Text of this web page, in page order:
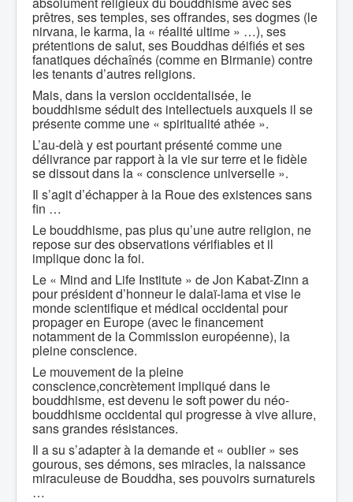
prêtres, ses temples, ses offrandes, ses dogmes (le
nirvana, le karma, la « réalité ultime » …), ses
prétentions de salut, ses Bouddhas déifiés et ses
fanatiques déchaînés (comme en Birmanie) contre
les tenants d’autres religions.
Mais, dans la version occidentalisée, le
bouddhisme séduit des intellectuels auxquels il se
présente comme une « spiritualité athée ».
L’au-delà y est pourtant présenté comme une
délivrance par rapport à la vie sur terre et le fidèle
se dissout dans la « conscience universelle ».
Il s’agit d’échapper à la Roue des existences sans
fin …
Le bouddhisme, pas plus qu’une autre religion, ne
repose sur des observations vérifiables et il
implique donc la foi.
Le « Mind and Life Institute » de Jon Kabat-Zinn a
pour président d’honneur le dalaï-lama et vise le
monde scientifique et médical occidental pour
propager en Europe (avec le financement
notamment de la Commission européenne), la
pleine conscience.
Le mouvement de la pleine
conscience,concrètement impliqué dans le
bouddhisme, est devenu le soft power du néo-
bouddhisme occidental qui progresse à vive allure,
sans grandes résistances.
Il a su s’adapter à la demande et « oublier » ses
gourous, ses démons, ses miracles, la naissance
miraculeuse de Bouddha, ses pouvoirs surnaturels
…